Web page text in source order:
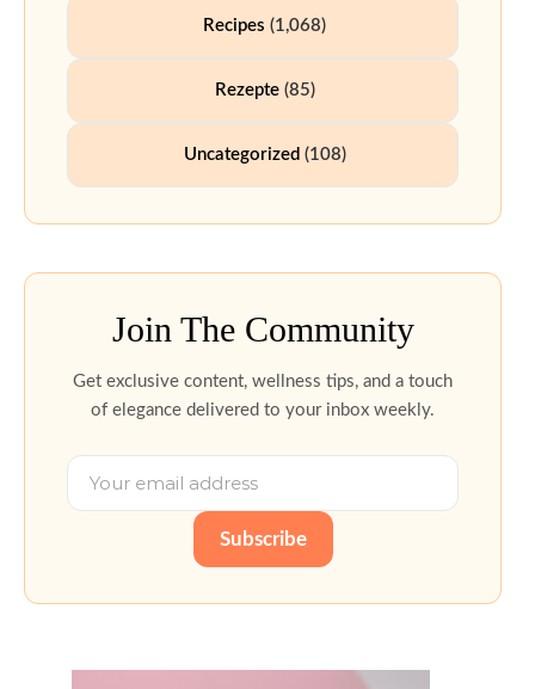
Recipes (1,068)
Rezepte(85)
Uncategorized (108)
Join The Community
Get exclusive content, wellness tips, and a touch
of elegance delivered to your inbox weekly.
Subscribe